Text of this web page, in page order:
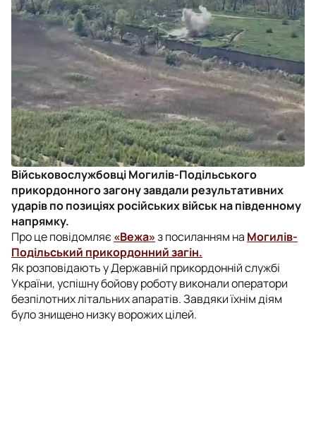
Військовослужбовці Могилів-Подільського
прикордонного загону завдали результативних
ударів по позиціях російських військ на південному
напрямку.
Про це повідомляє«Вежа»з посиланням на Могилів-
Подільський прикордонний загін.
Як розповідають у Державній прикордонній службі
України, успішну бойову роботу виконали оператори
безпілотних літальних апаратів. Завдяки їхнім діям
було знищено низку ворожих цілей.